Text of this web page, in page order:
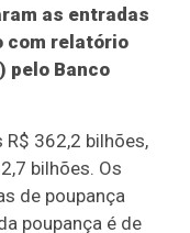
as entradas
com relatório
pelo Banco
362,2 bilhões,
bilhões. Os
de poupança
poupança é de